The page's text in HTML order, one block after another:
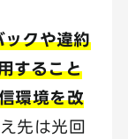
ックや違約
すること
環境を改
先は光回